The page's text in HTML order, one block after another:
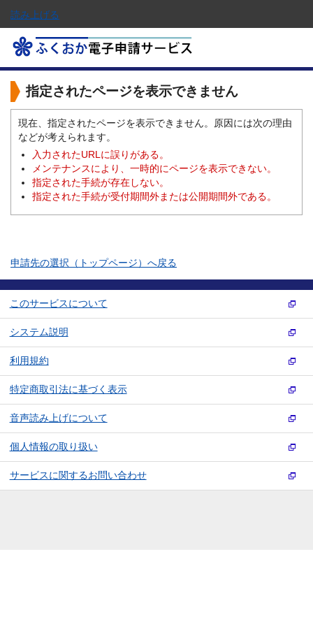
読み上げる
指定されたページを表示できません
現在、指定されたページを表示できません。原因には次の理由
などが考えられます。
入力されたURLに誤りがある。
メンテナンスにより、一時的にページを表示できない。
指定された手続が存在しない。
指定された手続が受付期間外または公開期間外である。
申請先の選択（トップページ）へ戻る
このサービスについて
システム説明
利用規約
特定商取引法に基づく表示
音声読み上げについて
個人情報の取り扱い
サービスに関するお問い合わせ